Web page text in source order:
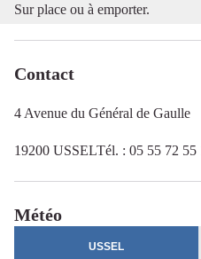
Sur place ou à emporter.
Contact
4 Avenue du Général de Gaulle
19200 USSELTél. : 05 55 72
Météo